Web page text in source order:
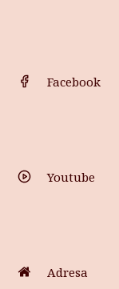
Facebook
Youtube
Adresa